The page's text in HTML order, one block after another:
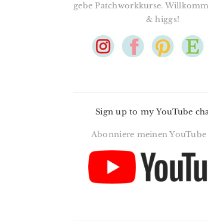
gebe Patchworkkurse.
& higgs!
Sign up to my YouTube
Abonniere meinen YouTube